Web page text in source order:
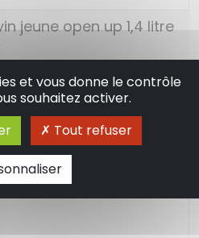
jeune open up 1,4 litre
En stock
et vous donne le contrôle
souhaitez activer.
Tout refuser